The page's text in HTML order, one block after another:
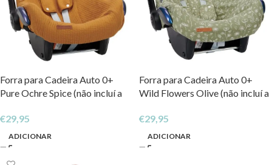
Forra para Cadeira Auto 0+
Pure Ochre Spice (não incluí a
€29,95
ADICIONAR
Forra para Cadeira Auto 0+
Wild Flowers Olive (não incluí a
€29,95
ADICIONAR